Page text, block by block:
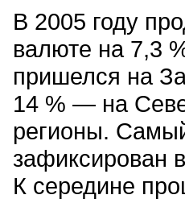
В 2005 году
валюте на 7,3
пришелся на
14 % — на
регионы.
зафиксирован
К середине